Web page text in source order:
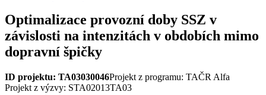
Optimalizace provozní doby SSZ v
závislosti na intenzitách v obdobích mimo
dopravní špičky
ID projektu: TA03030046Projekt z programu: TAČR Alfa
Projekt z výzvy: STA02013TA03